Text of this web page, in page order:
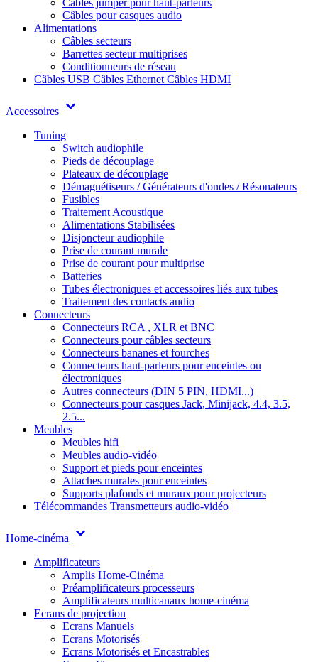
Câbles jumper pour haut-parleurs
Câbles pour casques audio
Alimentations
Câbles secteurs
Barrettes secteur multiprises
Conditionneurs de réseau
Câbles USB Câbles Ethernet Câbles HDMI
Accessoires
Tuning
Switch audiophile
Pieds de découplage
Plateaux de découplage
Démagnétiseurs / Générateurs d'ondes / Résonateurs
Fusibles
Traitement Acoustique
Alimentations Stabilisées
Disjoncteur audiophile
Prise de courant murale
Prise de courant pour multiprise
Batteries
Tubes électroniques et accessoires liés aux tubes
Traitement des contacts audio
Connecteurs
Connecteurs RCA , XLR et BNC
Connecteurs pour câbles secteurs
Connecteurs bananes et fourches
Connecteurs haut-parleurs pour enceintes ou
électroniques
Autres connecteurs (DIN 5 PIN, HDMI...)
Connecteurs pour casques Jack, Minijack, 4.4, 3.5,
2.5...
Meubles
Meubles hifi
Meubles audio-vidéo
Support et pieds pour enceintes
Attaches murales pour enceintes
Supports plafonds et muraux pour projecteurs
Télécommandes Transmetteurs audio-vidéo
Home-cinéma
Amplificateurs
Amplis Home-Cinéma
Préamplificateurs processeurs
Amplificateurs multicanaux home-cinéma
Ecrans de projection
Ecrans Manuels
Ecrans Motorisés
Ecrans Motorisés et Encastrables